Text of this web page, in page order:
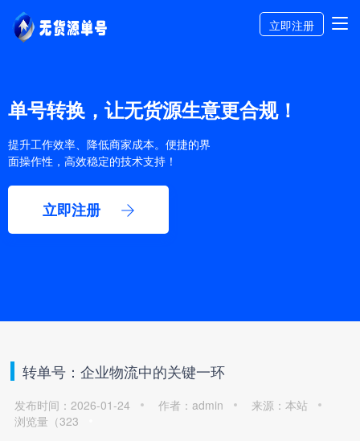
立即注册
单号转换，让无货源生意更合规！
提升工作效率、降低商家成本。便捷的界
面操作性，高效稳定的技术支持！
立即注册
转单号：企业物流中的关键一环
发布时间：2026-01-24 作者：admin
来源：本站
浏览量（323